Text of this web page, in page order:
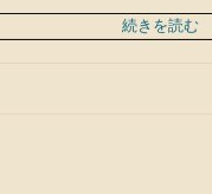
続きを読む